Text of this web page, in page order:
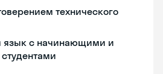
технического
язык с начинающими и